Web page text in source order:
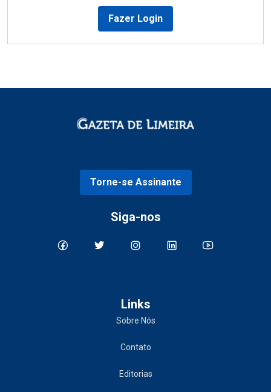
Fazer Login
Torne-se Assinante
Siga-nos
Links
Sobre Nós
Contato
Editorias